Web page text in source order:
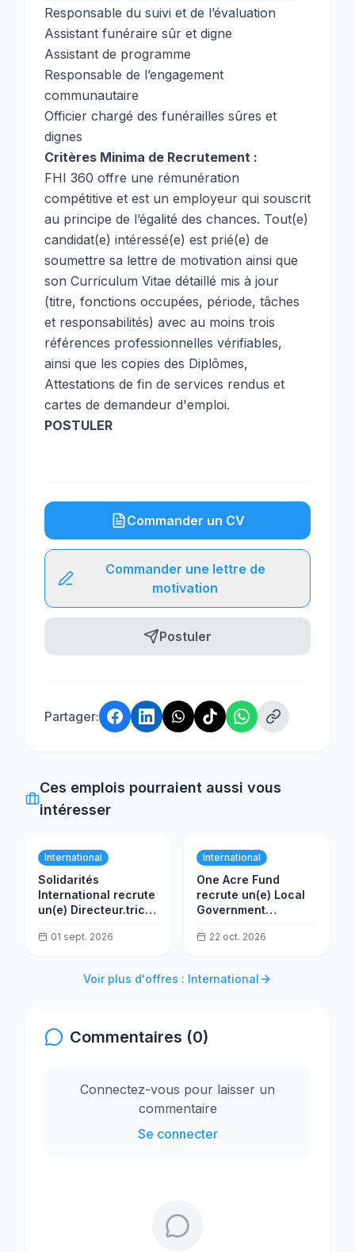
Responsable du suivi et de l’évaluation
Assistant funéraire sûr et digne
Assistant de programme
Responsable de l’engagement
communautaire
Officier chargé des funérailles sûres et
dignes
Critères Minima de Recrutement :
FHI 360 offre une rémunération
compétitive et est un employeur qui souscrit
au principe de l’égalité des chances. Tout(e)
candidat(e) intéressé(e) est prié(e) de
soumettre sa lettre de motivation ainsi que
son Curriculum Vitae détaillé mis à jour
(titre, fonctions occupées, période, tâches
et responsabilités) avec au moins trois
références professionnelles vérifiables,
ainsi que les copies des Diplômes,
Attestations de fin de services rendus et
cartes de demandeur d'emploi.
POSTULER
Commander un CV
Commander une lettre de
motivation
Postuler
Partager:
Ces emplois pourraient aussi vous
intéresser
International
Solidarités
International recrute
un(e) Directeur.trice
Programmes (H/F)
01 sept. 2026
International
One Acre Fund
recrute un(e) Local
Government
22 oct. 2026
Voir plus d'offres : International
Commentaires (0)
Connectez-vous pour laisser un
commentaire
Se connecter